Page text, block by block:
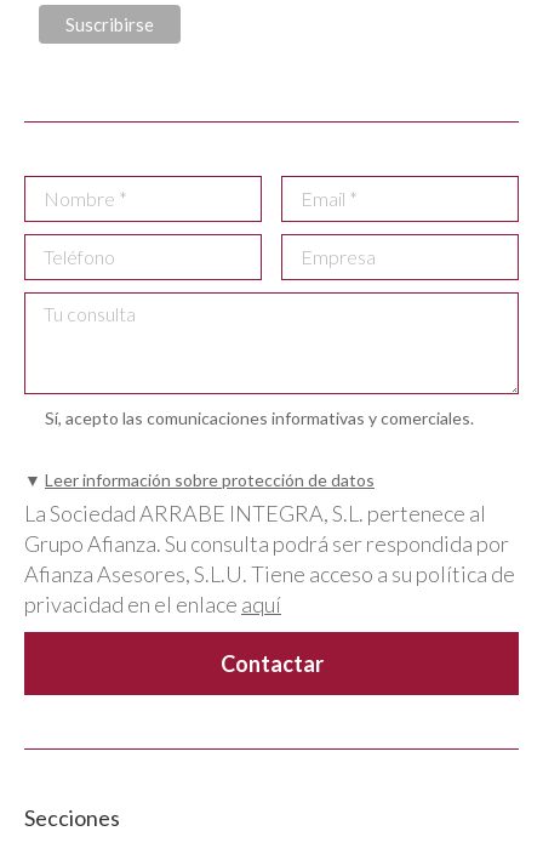
Sí, acepto las comunicaciones informativas y comerciales.
▼ Leer información sobre protección de datos
La Sociedad ARRABE INTEGRA, S.L. pertenece al
Grupo Afianza. Su consulta podrá ser respondida por
Afianza Asesores, S.L.U. Tiene acceso a su política de
privacidad en el enlace aquí
Secciones